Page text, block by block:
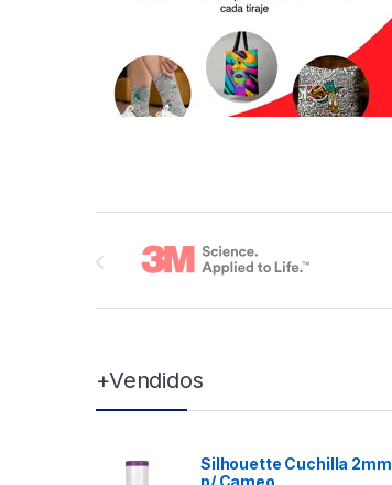
+Vendidos
Silhouette Cuchilla 2mm
p/ Cameo